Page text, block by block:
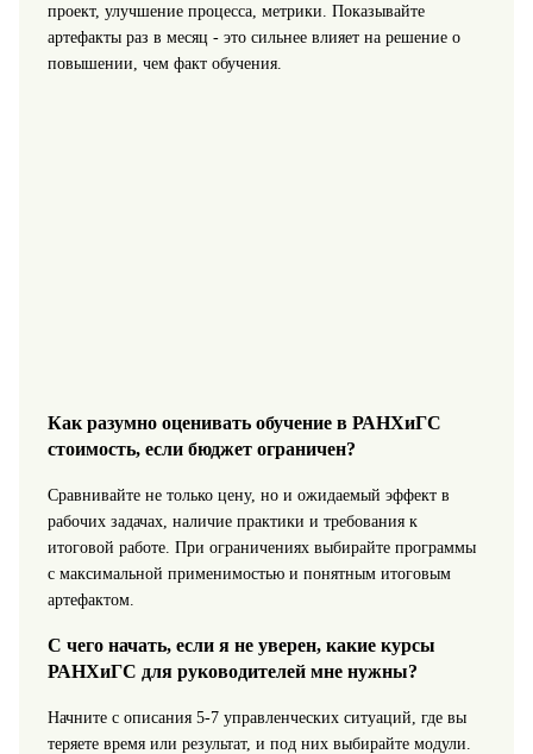
проект, улучшение процесса, метрики. Показывайте
артефакты раз в месяц - это сильнее влияет на решение о
повышении, чем факт обучения.
Как разумно оценивать обучение в РАНХиГС
стоимость, если бюджет ограничен?
Сравнивайте не только цену, но и ожидаемый эффект в
рабочих задачах, наличие практики и требования к
итоговой работе. При ограничениях выбирайте программы
с максимальной применимостью и понятным итоговым
артефактом.
С чего начать, если я не уверен, какие курсы
РАНХиГС для руководителей мне нужны?
Начните с описания 5-7 управленческих ситуаций, где вы
теряете время или результат, и под них выбирайте модули.